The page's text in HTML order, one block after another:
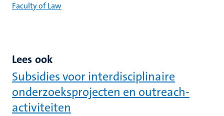
Faculty of Law
Lees ook
Subsidies voor interdisciplinaire
onderzoeksprojecten en outreach-
activiteiten